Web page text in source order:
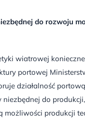
do rozwoju
wiatrowej
portowej
działalność
do
produkcji